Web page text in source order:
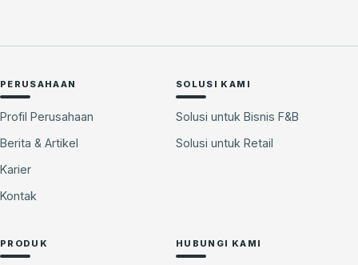
PERUSAHAAN
Profil Perusahaan
Berita & Artikel
Karier
Kontak
SOLUSI KAMI
Solusi untuk Bisnis F&B
Solusi untuk Retail
PRODUK HUBUNGI KAMI